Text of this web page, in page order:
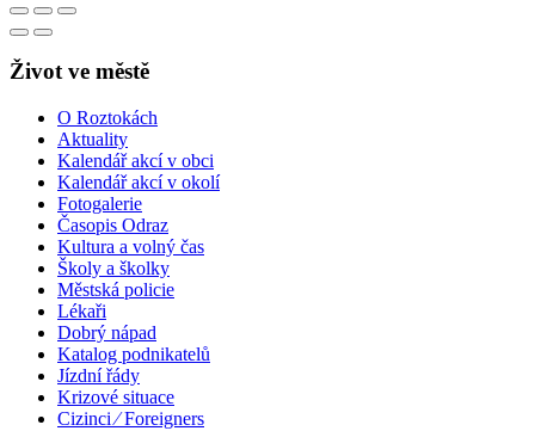
Život ve městě
O Roztokách
Aktuality
Kalendář akcí v obci
Kalendář akcí v okolí
Fotogalerie
Časopis Odraz
Kultura a volný čas
Školy a školky
Městská policie
Lékaři
Dobrý nápad
Katalog podnikatelů
Jízdní řády
Krizové situace
Cizinci ⁄ Foreigners